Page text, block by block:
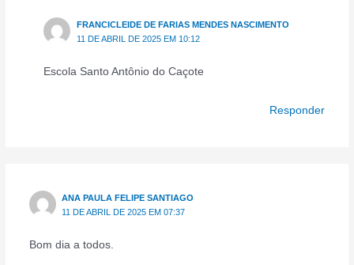
FRANCICLEIDE DE FARIAS MENDES NASCIMENTO
11 DE ABRIL DE 2025 EM 10:12
Escola Santo Antônio do Caçote
Responder
ANA PAULA FELIPE SANTIAGO
11 DE ABRIL DE 2025 EM 07:37
Bom dia a todos.